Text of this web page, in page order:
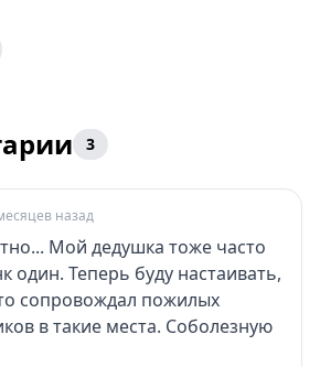
3
назад
Мой дедушка тоже часто
один. Теперь буду настаивать,
сопровождал пожилых
в такие места. Соболезную